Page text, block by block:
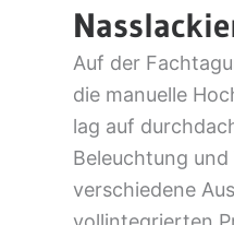
Auf der
die manuelle
lag auf
Beleuchtung
verschiedene